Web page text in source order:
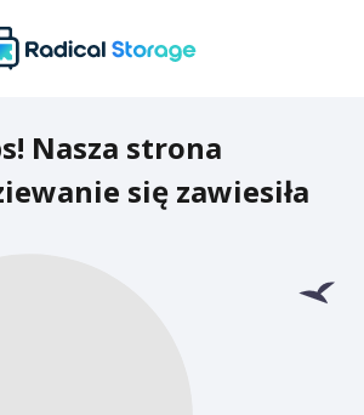
Nasza strona
się zawiesiła